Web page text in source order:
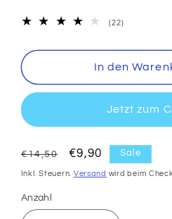
(22)22
In den
Jetzt zum
Normaler
Preis
€14,50 Verkaufspreis
€9,90 Sale
Inkl. Steuern. Versand wird beim
Anzahl
Anzahl